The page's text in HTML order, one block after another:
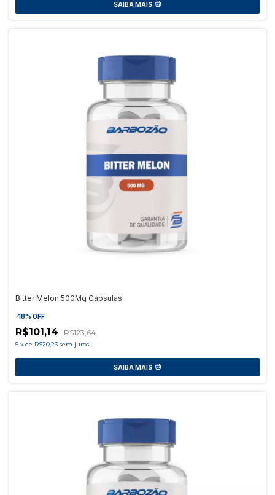
SAIBA MAIS
Bitter Melon 500Mg Cápsulas
-18% OFF
R$101,14 R$123,64
5 x de R$20,23 sem juros
SAIBA MAIS